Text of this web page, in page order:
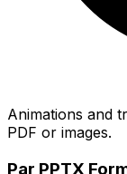
Animations and
PDF or images.
Par PPTX